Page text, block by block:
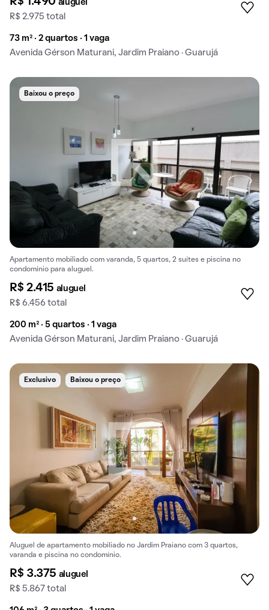
aluguel
R$ 2.975 total
73 m² · 2 quartos · 1 vaga
Avenida Gérson Maturani, Jardim Praiano · Guarujá
Baixou o preço
Apartamento mobiliado com varanda, 5 quartos, 2 suítes e piscina no
condomínio para aluguel.
R$ 2.415 aluguel
R$ 6.456 total
200 m² · 5 quartos · 1 vaga
Avenida Gérson Maturani, Jardim Praiano · Guarujá
Exclusivo Baixou o preço
Aluguel de apartamento mobiliado no Jardim Praiano com 3 quartos,
varanda e piscina no condomínio.
R$ 3.375 aluguel
R$ 5.867 total